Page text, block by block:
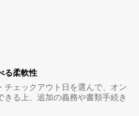
る柔軟性
チェックアウト日を選んで、オン
きる上、追加の義務や書類手続き